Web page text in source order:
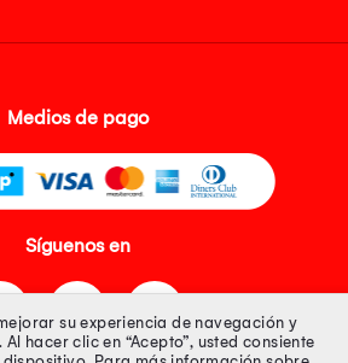
Medios de pago
Síguenos en
su experiencia de navegación y
hacer clic en “Acepto”, usted consiente